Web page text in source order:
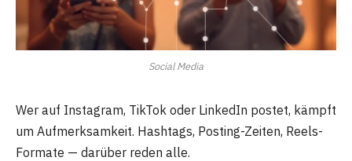
Social Media
Wer auf Instagram, TikTok oder LinkedIn postet, kämpft
um Aufmerksamkeit. Hashtags, Posting-Zeiten, Reels-
Formate — darüber reden alle.